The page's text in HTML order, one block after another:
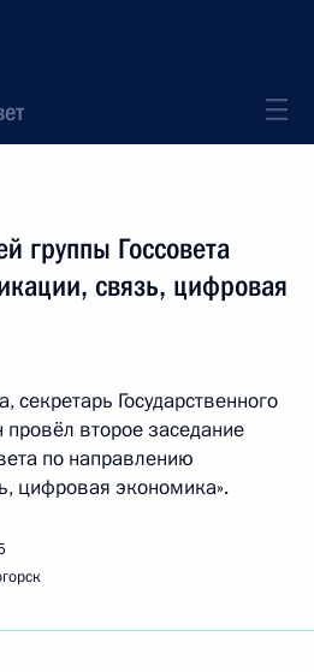
группы Госсовета
связь, цифровая
Государственного
второе заседание
по направлению
цифровая экономика».